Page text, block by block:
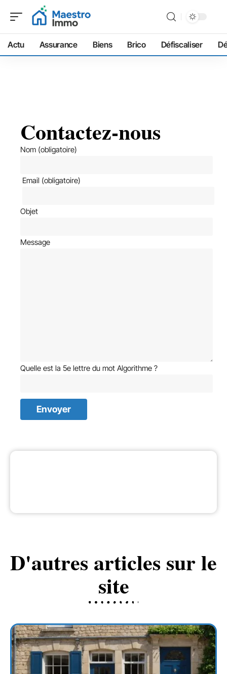
Actu Assurance Biens Brico Défiscaliser
Contactez-nous
Nom (obligatoire)
Email (obligatoire)
Objet
Message
Quelle est la 5e lettre du mot Algorithme ?
D'autres articles sur le
site